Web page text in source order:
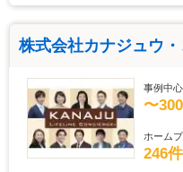
株式会社カナジュウ
事例中
〜
ホーム
246件